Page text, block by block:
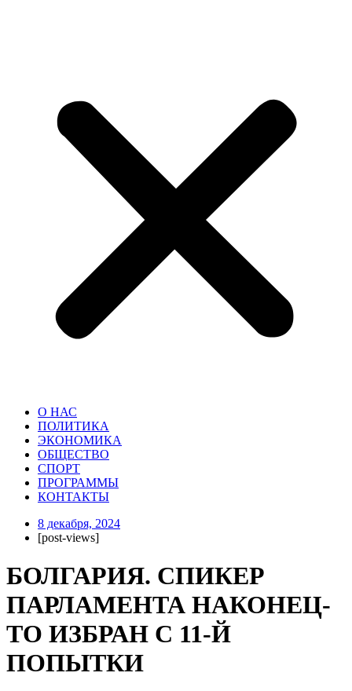
О НАС
ПОЛИТИКА
ЭКОНОМИКА
ОБЩЕСТВО
СПОРТ
ПРОГРАММЫ
КОНТАКТЫ
8 декабря, 2024
[post-views]
БОЛГАРИЯ. СПИКЕР
ПАРЛАМЕНТА НАКОНЕЦ-
ТО ИЗБРАН С 11-Й
ПОПЫТКИ